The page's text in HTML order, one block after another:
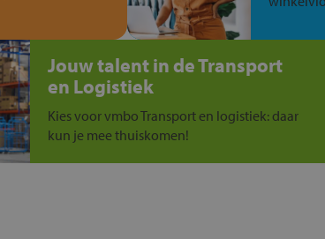
Jouw talent in de Transport
en Logistiek
Kies voor vmbo Transport en logistiek: daar
kun je mee thuiskomen!